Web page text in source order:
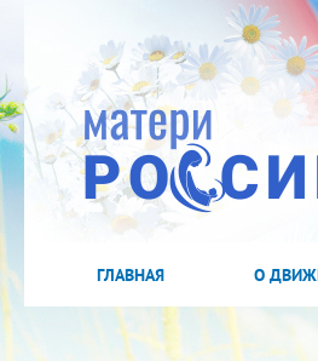
ГЛАВНАЯ О